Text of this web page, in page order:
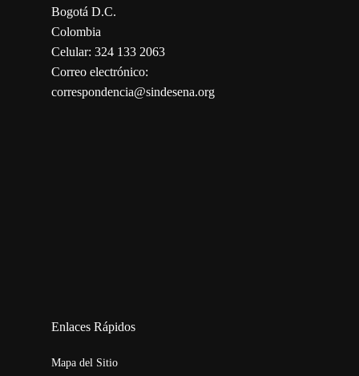
Bogotá D.C.
Colombia
Celular: 324 133 2063
Correo electrónico:
correspondencia@sindesena.org
Enlaces Rápidos
Mapa del Sitio